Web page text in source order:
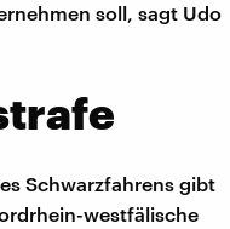
soll, sagt Udo
Schwarzfahrens gibt
westfälische